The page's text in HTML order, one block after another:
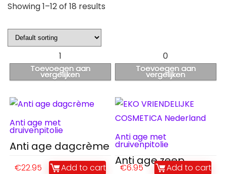
Showing 1–12 of 18 results
1
Toevoegen aan
vergelijken
Anti age met
druivenpitolie
Anti age dagcrème
€22.95 Add to cart
0
Toevoegen aan
vergelijken
Anti age met
druivenpitolie
Anti age zeep
€6.95 Add to cart